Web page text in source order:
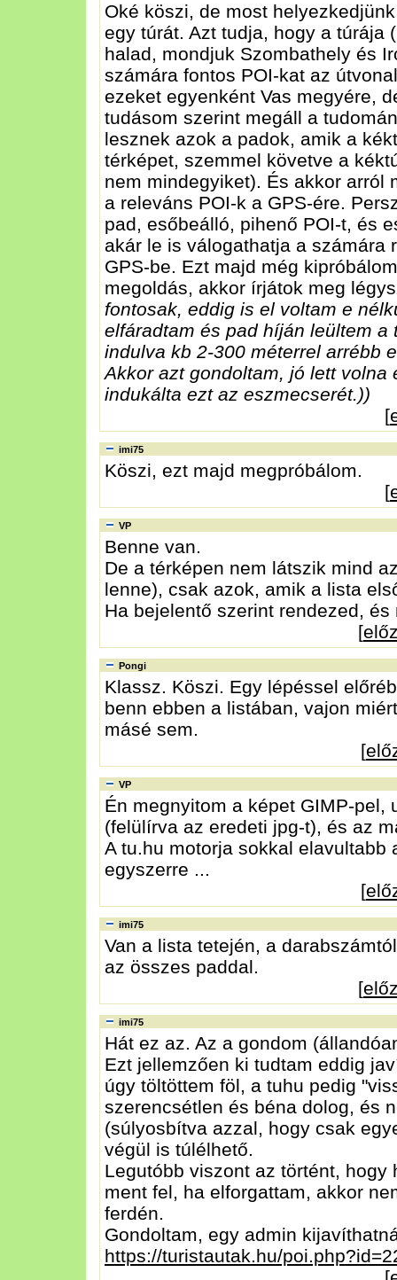
Oké köszi, de most
egy túrát. Azt tudja, hogy a túrája
halad, mondjuk Szombathely és
számára fontos POI-kat az
ezeket egyenként Vas megyére,
tudásom szerint megáll a
lesznek azok a padok, amik a
térképet, szemmel követve a
nem mindegyiket). És akkor arról
a releváns POI-k a GPS-ére.
pad, esőbeálló, pihenő POI-t, és
akár le is válogathatja a számára
GPS-be. Ezt majd még
megoldás, akkor írjátok meg
fontosak, eddig is el voltam e
elfáradtam és pad híján leültem
indulva kb 2-300 méterrel arrébb
Akkor azt gondoltam, jó lett
indukálta ezt az eszmecserét.))
[
imi75
Köszi, ezt majd megpróbálom.
[
VP
Benne van.
De a térképen nem látszik mind
lenne), csak azok, amik a lista
Ha bejelentő szerint rendezed,
[
Pongi
Klassz. Köszi. Egy lépéssel
benn ebben a listában, vajon
másé sem.
[
VP
Én megnyitom a képet GIMP-
(felülírva az eredeti jpg-t), és az
A tu.hu motorja sokkal
egyszerre ...
[
imi75
Van a lista tetején, a
az összes paddal.
[
imi75
Hát ez az. Az a gondom
Ezt jellemzően ki tudtam eddig
úgy töltöttem föl, a tuhu pedig
szerencsétlen és béna dolog, és
(súlyosbítva azzal, hogy csak
végül is túlélhető.
Legutóbb viszont az történt,
ment fel, ha elforgattam, akkor
ferdén.
Gondoltam, egy admin
https://turistautak.hu/